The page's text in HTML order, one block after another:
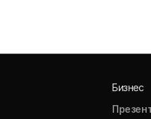
Бизнес